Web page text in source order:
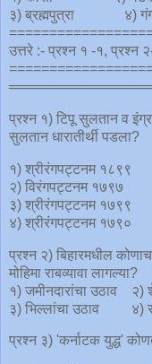
३) ब्रह्मपुत्रा ४)
उत्तरे :- प्रश्न १ -१, प्रश्न
प्रश्न १) टिपू सुलतान व
सुलतान धारातीर्थी पडला?
१) श्रीरंगपट्टनम १८९९
२) विरंगपट्टनम १७९७
३) श्रीरंगपट्टनम १७९९
४) श्रीरंगपट्टनम १७९०
प्रश्न २) बिहारमधील
मोहिमा राबव्यावा लागल्या?
१) जमीनदारांचा उठाव २)
३) भिल्लांचा उठाव ४)
प्रश्न ३) 'कर्नाटक युद्ध'